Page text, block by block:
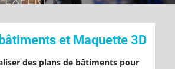
et Maquette 3D
des plans de bâtiments pour